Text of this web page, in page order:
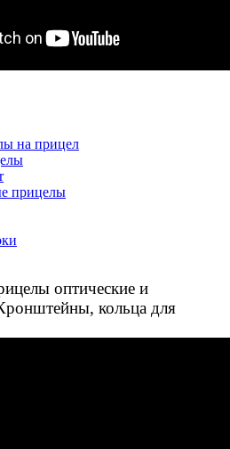
на прицел
прицелы
оптические и
кольца для